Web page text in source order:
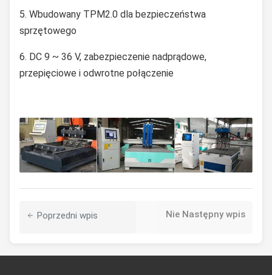
5. Wbudowany TPM2.0 dla bezpieczeństwa
sprzętowego
6. DC 9 ~ 36 V, zabezpieczenie nadprądowe,
przepięciowe i odwrotne połączenie
Poprzedni wpis Nie Następny wpis